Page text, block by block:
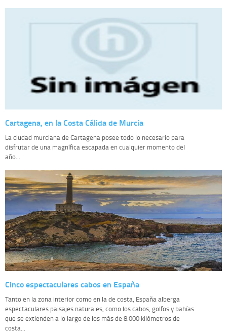
Cartagena, en la Costa Cálida de Murcia
La ciudad murciana de Cartagena posee todo lo necesario para
disfrutar de una magnífica escapada en cualquier momento del
año...
Cinco espectaculares cabos en España
Tanto en la zona interior como en la de costa, España alberga
espectaculares paisajes naturales, como los cabos, golfos y bahías
que se extienden a lo largo de los más de 8.000 kilómetros de
costa...